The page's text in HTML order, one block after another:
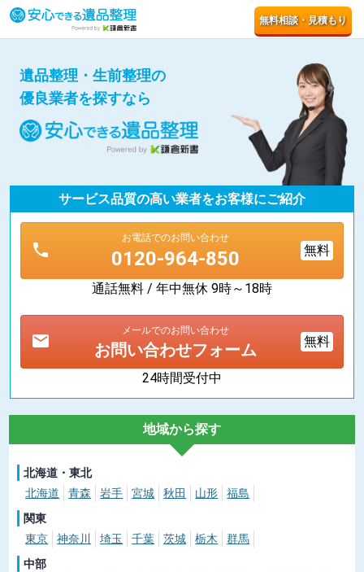
無料相談・見積もり
遺品整理・生前整理の
優良業者を探すなら
サービス品質の高い業者をお客様にご紹介
phone
お電話でのお問い合わせ
0120-964-850 無料
通話無料 / 年中無休 9時～18時
mail
メールでのお問い合わせ
お問い合わせフォーム 無料
24時間受付中
地域から探す
北海道・東北
北海道
青森 岩手 宮城 秋田 山形
福島
関東
東京
神奈川 埼玉 千葉 茨城 栃木
群馬
中部